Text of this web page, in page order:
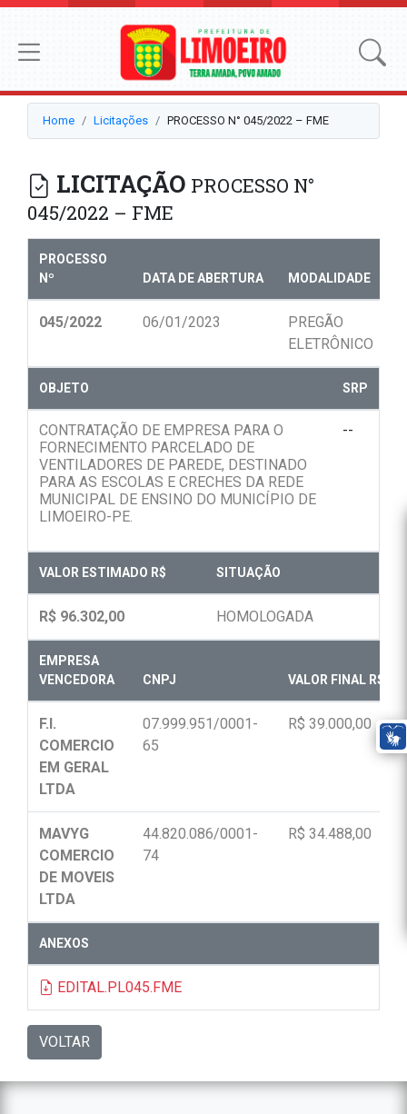
Home Licitações PROCESSO N° 045/2022 – FME
LICITAÇÃO PROCESSO N°
045/2022 – FME
PROCESSO
Nº
DATA DE ABERTURA MODALIDADE
045/2022 06/01/2023
PREGÃO
ELETRÔNICO
OBJETO SRP
CONTRATAÇÃO DE EMPRESA PARA O
FORNECIMENTO PARCELADO DE
VENTILADORES DE PAREDE, DESTINADO
PARA AS ESCOLAS E CRECHES DA REDE
MUNICIPAL DE ENSINO DO MUNICÍPIO DE
LIMOEIRO-PE.
--
VALOR ESTIMADO R$ SITUAÇÃO
R$ 96.302,00 HOMOLOGADA
EMPRESA
VENCEDORA
CNPJ VALOR FINAL R$
F.I.
COMERCIO
EM GERAL
LTDA
07.999.951/0001-
65
R$ 39.000,00
MAVYG
COMERCIO
DE MOVEIS
LTDA
44.820.086/0001-
74
R$ 34.488,00
ANEXOS
EDITAL.PL045.FME
VOLTAR